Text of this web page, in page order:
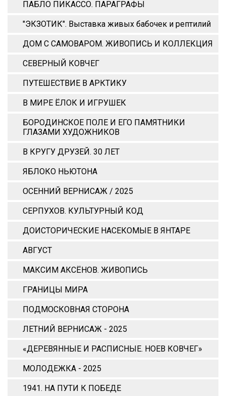
ПАБЛО ПИКАССО. ПАРАГРАФЫ
"ЭКЗОТИК". Выставка живых бабочек и рептилий
ДОМ С САМОВАРОМ. ЖИВОПИСЬ И КОЛЛЕКЦИЯ
СЕВЕРНЫЙ КОВЧЕГ
ПУТЕШЕСТВИЕ В АРКТИКУ
В МИРЕ ЁЛОК И ИГРУШЕК
БОРОДИНСКОЕ ПОЛЕ И ЕГО ПАМЯТНИКИ
ГЛАЗАМИ ХУДОЖНИКОВ
В КРУГУ ДРУЗЕЙ. 30 ЛЕТ
ЯБЛОКО НЬЮТОНА
ОСЕННИЙ ВЕРНИСАЖ / 2025
СЕРПУХОВ. КУЛЬТУРНЫЙ КОД
ДОИСТОРИЧЕСКИЕ НАСЕКОМЫЕ В ЯНТАРЕ
АВГУСТ
МАКСИМ АКСЁНОВ. ЖИВОПИСЬ
ГРАНИЦЫ МИРА
ПОДМОСКОВНАЯ СТОРОНА
ЛЕТНИЙ ВЕРНИСАЖ - 2025
«ДЕРЕВЯННЫЕ И РАСПИСНЫЕ. НОЕВ КОВЧЕГ»
МОЛОДЕЖКА - 2025
1941. НА ПУТИ К ПОБЕДЕ